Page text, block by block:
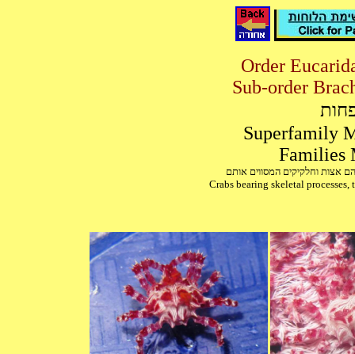
Families
אצות וחלקיקים המסווים אותם
Crabs bearing skeletal